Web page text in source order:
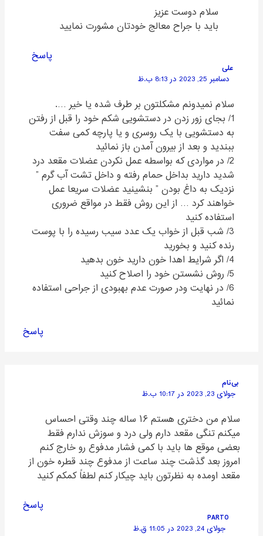
سلام دوست عزیز
باید با جراح معالج خودتان مشورت نمایید
پاسخ
علی
دسامبر 25, 2023 در 8:13 ب.ظ
سلام نمیدونم مشکلتون بر طرف شده یا خیر ….
1/ بجای زور زدن در دستشویی شکم خود را قبل از رفتن
به دستشویی با یک روسری و یا پارچه کمی سفت
ببندید و بعد از بیرون آمدن باز نمائید
2/ در مواردی که بواسطه عمل نکردن عضلات مقعد درد
شدید دارید بداخل حمام رفته و داخل تشت آب گرم ”
نزدیک به داغ بودن ” بنشینید عضلات سریعا عمل
خواهند کرد … از این روش فقط در مواقع ضروری
استفاده کنید
3/ شب قبل از خواب یک عدد سیب رسیده را با پوست
رنده کنید و بخورید
4/ اگر شرایط اهدا خون دارید خون بدهید
5/ روش نشستن خود را اصلاح کنید
6/ در نهایت ودر صورت عدم بهبودی از جراحی استفاده
نمائید
پاسخ
بی‌نام
جولای 23, 2023 در 10:17 ب.ظ
سلام من دختری هستم ۱۶ ساله چند وقتی احساس
میکنم تنگی مقعد دارم ولی درد و سوزش ندارم فقط
بعضی موقع ها باید با کمی فشار مدفوع رو خارج کنم
امروز بعد گذشت چند ساعت از مدفوع چند قطره خون از
مقعد اومده به نظرتون باید چیکار کنم لطفاً کمکم کنید
پاسخ
PARTO
جولای 24, 2023 در 11:05 ق.ظ